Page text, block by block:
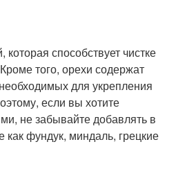
которая способствует чистке
того, орехи содержат
для укрепления
если вы хотите
не забывайте добавлять в
как фундук, миндаль, грецкие